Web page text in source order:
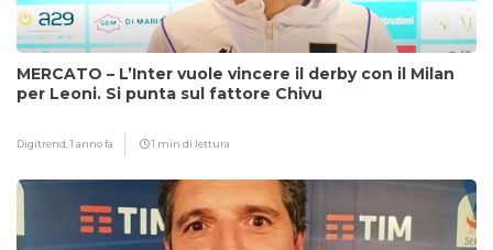
MERCATO – L’Inter vuole vincere il derby con il Milan
per Leoni. Si punta sul fattore Chivu
Digitrend,1 anno fa 1 min di lettura